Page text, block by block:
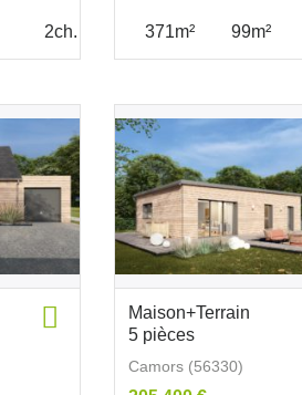
2ch. 371m² 99m²
Maison+Terrain
5 pièces
Camors (56330)